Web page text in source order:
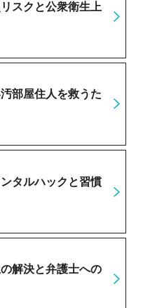
スクと公衆衛生上
部屋住人を救うた
タルハックと習慣
解決と弁護士への